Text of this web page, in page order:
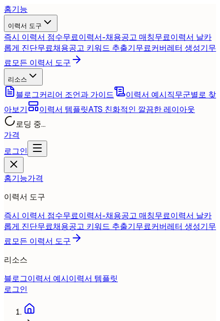
홈기능
이력서 도구
즉시 이력서 점수무료이력서-채용공고 매칭무료이력서 날카
롭게 진단무료채용공고 키워드 추출기무료커버레터 생성기무
료모든 이력서 도구
리소스
블로그커리어 조언과 가이드 이력서 예시직무군별로 찾
아보기
이력서 템플릿ATS 친화적인 깔끔한 레이아웃
로딩 중...
가격
로그인
홈기능가격
이력서 도구
즉시 이력서 점수무료이력서-채용공고 매칭무료이력서 날카
롭게 진단무료채용공고 키워드 추출기무료커버레터 생성기무
료모든 이력서 도구
리소스
블로그이력서 예시이력서 템플릿
로그인